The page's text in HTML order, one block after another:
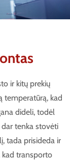
ir kitų prekių
temperatūrą, kad
dideli, todėl
tenka stovėti
tada prisideda ir
kad transporto